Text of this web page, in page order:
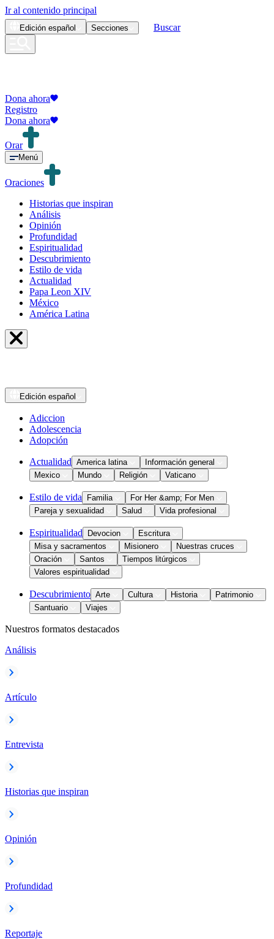
Ir al contenido principal
Edición español Secciones Buscar
Dona ahora
Registro
Dona ahora
Orar
Menú
Oraciones
Historias que inspiran
Análisis
Opinión
Profundidad
Espiritualidad
Descubrimiento
Estilo de vida
Actualidad
Papa Leon XIV
México
América Latina
Edición español
Adiccion
Adolescencia
Adopción
Actualidad America latina
Información general
Mexico
Mundo Religión Vaticano
Estilo de vida Familia
For Her &amp; For Men
Pareja y sexualidad
Salud Vida profesional
Espiritualidad Devocion
Escritura
Misa y sacramentos
Misionero
Nuestras cruces
Oración
Santos
Tiempos litúrgicos
Valores espiritualidad
Descubrimiento Arte Cultura Historia
Patrimonio
Santuario
Viajes
Nuestros formatos destacados
Análisis
Artículo
Entrevista
Historias que inspiran
Opinión
Profundidad
Reportaje